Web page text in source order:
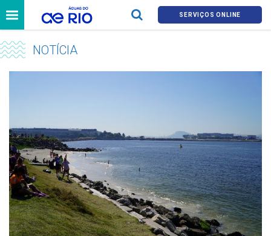
SERVIÇOS ONLINE
NOTÍCIA